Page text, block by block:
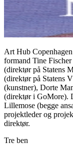
Art Hub
formand Tine
(direktør på Statens
(direktør på Statens
(kunstner), Dorte
(direktør i GoMore).
Lillemose (begge
projektleder og
direktør.
Tre ben